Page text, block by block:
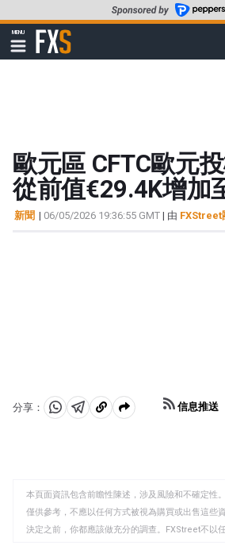
至
要
MENU
顯
示
FXStreet
歐元區 CFTC歐元
從前值€29.4K增加
新聞 | 06/05/2026 19:36:55 GMT | 由 FXStreet
分享：
分 分 複
板
信息推送
本頁面資訊包含前瞻性陳述，涉及風險和不確定性
僅供參考，不應以任何方式被視為購買或出售這些
決定之前，你都應該做充分的調查。FXStreet不以